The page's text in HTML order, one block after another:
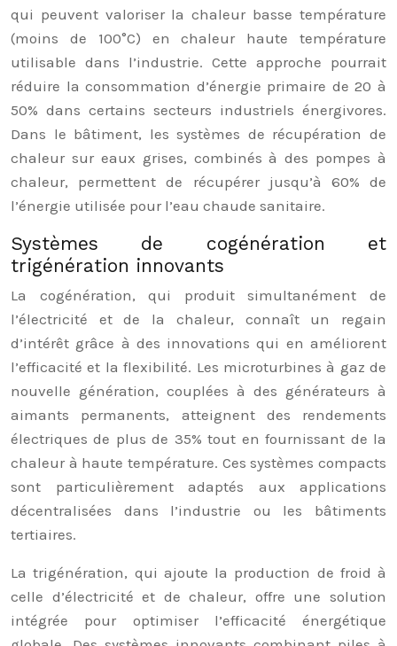
qui peuvent valoriser la chaleur basse température
(moins de 100°C) en chaleur haute température
utilisable dans l’industrie. Cette approche pourrait
réduire la consommation d’énergie primaire de 20 à
50% dans certains secteurs industriels énergivores.
Dans le bâtiment, les systèmes de récupération de
chaleur sur eaux grises, combinés à des pompes à
chaleur, permettent de récupérer jusqu’à 60% de
l’énergie utilisée pour l’eau chaude sanitaire.
Systèmes de cogénération et
trigénération innovants
La cogénération, qui produit simultanément de
l’électricité et de la chaleur, connaît un regain
d’intérêt grâce à des innovations qui en améliorent
l’efficacité et la flexibilité. Les microturbines à gaz de
nouvelle génération, couplées à des générateurs à
aimants permanents, atteignent des rendements
électriques de plus de 35% tout en fournissant de la
chaleur à haute température. Ces systèmes compacts
sont particulièrement adaptés aux applications
décentralisées dans l’industrie ou les bâtiments
tertiaires.
La trigénération, qui ajoute la production de froid à
celle d’électricité et de chaleur, offre une solution
intégrée pour optimiser l’efficacité énergétique